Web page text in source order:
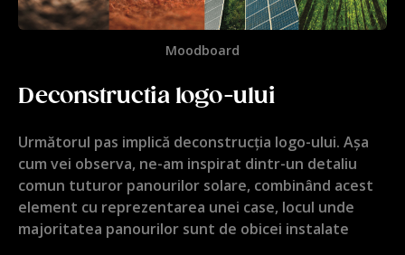
Moodboard
Deconstructia logo-ului
Următorul pas implică deconstrucția logo-ului. Așa
cum vei observa, ne-am inspirat dintr-un detaliu
comun tuturor panourilor solare, combinând acest
element cu reprezentarea unei case, locul unde
majoritatea panourilor sunt de obicei instalate